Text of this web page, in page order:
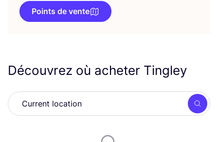
Points de vente
Découvrez où acheter Tingley